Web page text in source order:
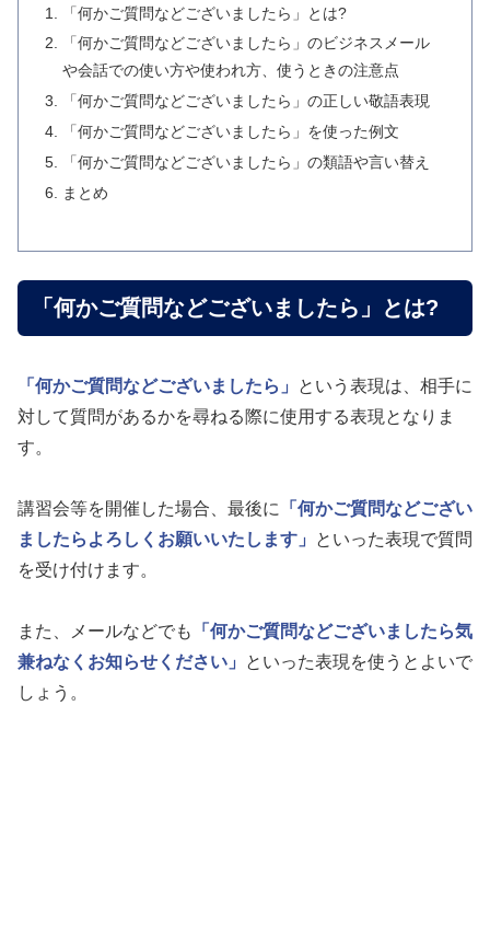
「何かご質問などございましたら」とは?
「何かご質問などございましたら」のビジネスメール
や会話での使い方や使われ方、使うときの注意点
「何かご質問などございましたら」の正しい敬語表現
「何かご質問などございましたら」を使った例文
「何かご質問などございましたら」の類語や言い替え
まとめ
「何かご質問などございましたら」とは?
「何かご質問などございましたら」
という表現は、相手に
対して質問があるかを尋ねる際に使用する表現となりま
す。
講習会等を開催した場合、最後に
「何かご質問などござい
ましたらよろしくお願いいたします」
といった表現で質問
を受け付けます。
また、メールなどでも
「何かご質問などございましたら気
兼ねなくお知らせください」
といった表現を使うとよいで
しょう。